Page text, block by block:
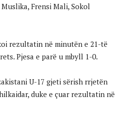
Frensi Mali, Sokol
rezultatin në minutën e 21-të
Pjesa e parë u mbyll 1-0.
U-17 gjeti sërish rrjetën
duke e çuar rezultatin në